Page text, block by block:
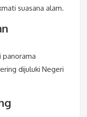
suasana alam.
dijuluki Negeri